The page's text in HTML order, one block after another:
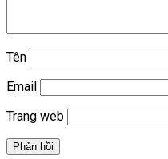
Tên
Email
Trang web